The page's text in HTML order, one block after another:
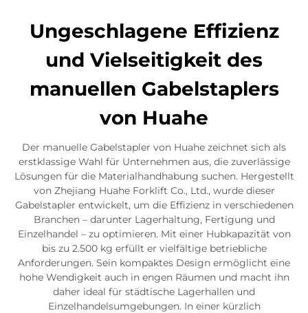
Ungeschlagene Effizienz
und Vielseitigkeit des
manuellen Gabelstaplers
von Huahe
Der manuelle Gabelstapler von Huahe zeichnet sich als
erstklassige Wahl für Unternehmen aus, die zuverlässige
Lösungen für die Materialhandhabung suchen. Hergestellt
von Zhejiang Huahe Forklift Co., Ltd., wurde dieser
Gabelstapler entwickelt, um die Effizienz in verschiedenen
Branchen – darunter Lagerhaltung, Fertigung und
Einzelhandel – zu optimieren. Mit einer Hubkapazität von
bis zu 2.500 kg erfüllt er vielfältige betriebliche
Anforderungen. Sein kompaktes Design ermöglicht eine
hohe Wendigkeit auch in engen Räumen und macht ihn
daher ideal für städtische Lagerhallen und
Einzelhandelsumgebungen. In einer kürzlich